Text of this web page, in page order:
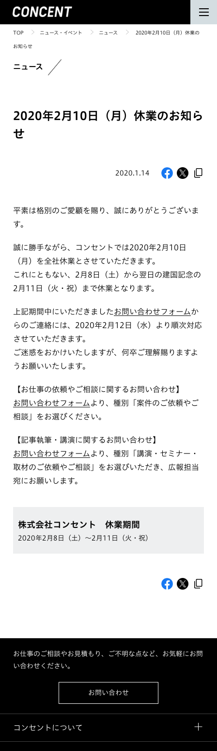
TOP ニュース・イベント ニュース 2020年2月10日（月）休業の
お知らせ
ニュース
2020年2月10日（月）休業のお知ら
せ
2020.1.14
平素は格別のご愛顧を賜り、誠にありがとうございま
す。
誠に勝手ながら、コンセントでは2020年2月10日
（月）を全社休業とさせていただきます。
これにともない、2月8日（土）から翌日の建国記念の
2月11日（火・祝）まで休業となります。
上記期間中にいただきましたお問い合わせフォームか
らのご連絡には、2020年2月12日（水）より順次対応
させていただきます。
ご迷惑をおかけいたしますが、何卒ご理解賜りますよ
うお願いいたします。
【お仕事の依頼やご相談に関するお問い合わせ】
お問い合わせフォーム より、種別「案件のご依頼やご
相談」をお選びください。
【記事執筆・講演に関するお問い合わせ】
お問い合わせフォーム より、種別「講演・セミナー・
取材のご依頼やご相談」をお選びいただき、広報担当
宛にお願いします。
株式会社コンセント 休業期間
2020年2月8日（土）〜2月11日（火・祝）
お仕事のご相談やお見積もり、ご不明な点など、お気軽にお問
い合わせください。
お問い合わせ
コンセントについて